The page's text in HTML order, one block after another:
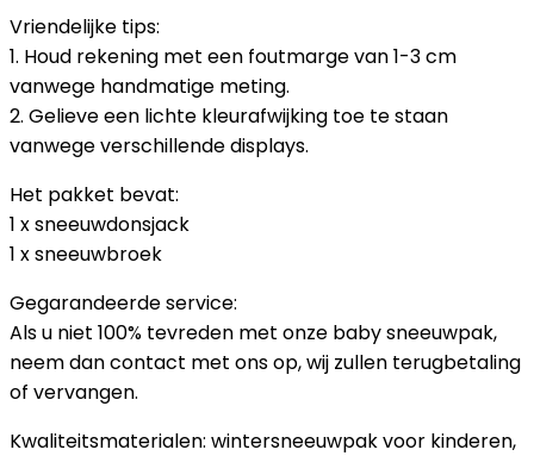
Vriendelijke tips:
1. Houd rekening met een foutmarge van 1-3 cm
vanwege handmatige meting.
2. Gelieve een lichte kleurafwijking toe te staan
vanwege verschillende displays.
Het pakket bevat:
1 x sneeuwdonsjack
1 x sneeuwbroek
Gegarandeerde service:
Als u niet 100% tevreden met onze baby sneeuwpak,
neem dan contact met ons op, wij zullen terugbetaling
of vervangen.
Kwaliteitsmaterialen: wintersneeuwpak voor kinderen,